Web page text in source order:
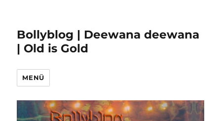
Bollyblog | Deewana deewana
| Old is Gold
MENÜ